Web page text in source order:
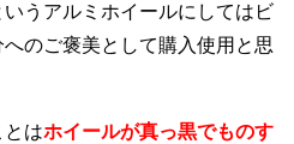
うアルミホイールにしてはビ
のご褒美として購入使用と思
はホイールが真っ黒でものす